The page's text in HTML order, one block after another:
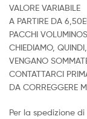
VALORE VARIABILE
A PARTIRE DA
PACCHI
CHIEDIAMO,
VENGANO
CONTATTARCI
DA CORREGGERE
Per la spedizione